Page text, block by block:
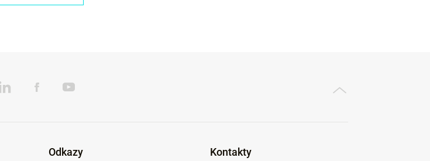
Odkazy Kontakty